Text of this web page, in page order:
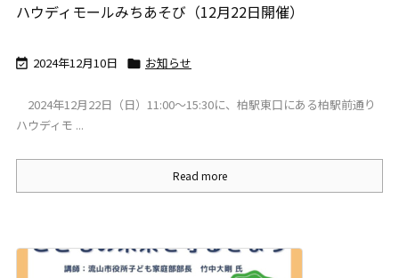
ハウディモールみちあそび（12月22日開催）
 2024年12月10日  お知らせ
2024年12月22日（日）11:00～15:30に、柏駅東口にある柏駅前通り
ハウディモ ...
Read more